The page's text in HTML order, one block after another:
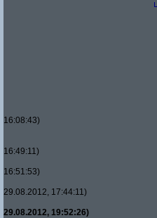
16:08:43)
16:49:11)
16:51:53)
29.08.2012, 17:44:11)
29.08.2012, 19:52:26)